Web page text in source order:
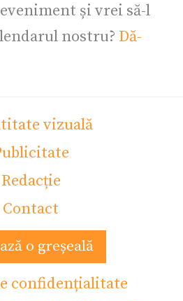
și vrei să-l
nostru? Dă-
vizuală
Redacție
Contact
o greșeală
confidențialitate